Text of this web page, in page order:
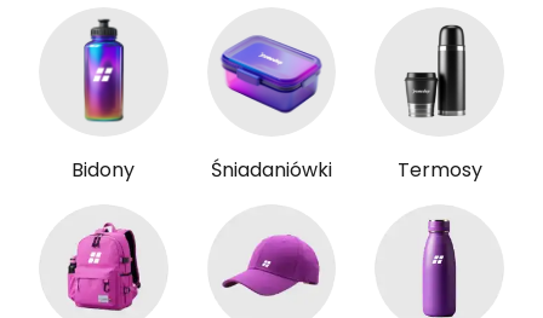
Bidony Śniadaniówki Termosy